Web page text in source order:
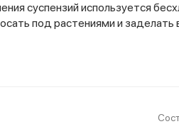
суспензий используется
под растениями и заделать